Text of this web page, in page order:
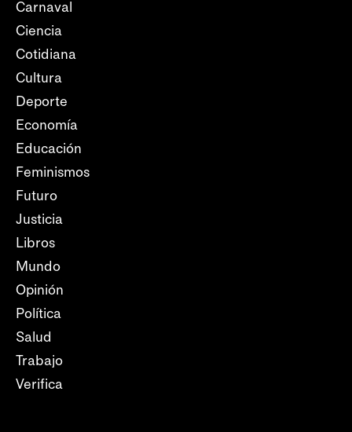
Carnaval
Ciencia
Cotidiana
Cultura
Deporte
Economía
Educación
Feminismos
Futuro
Justicia
Libros
Mundo
Opinión
Política
Salud
Trabajo
Verifica